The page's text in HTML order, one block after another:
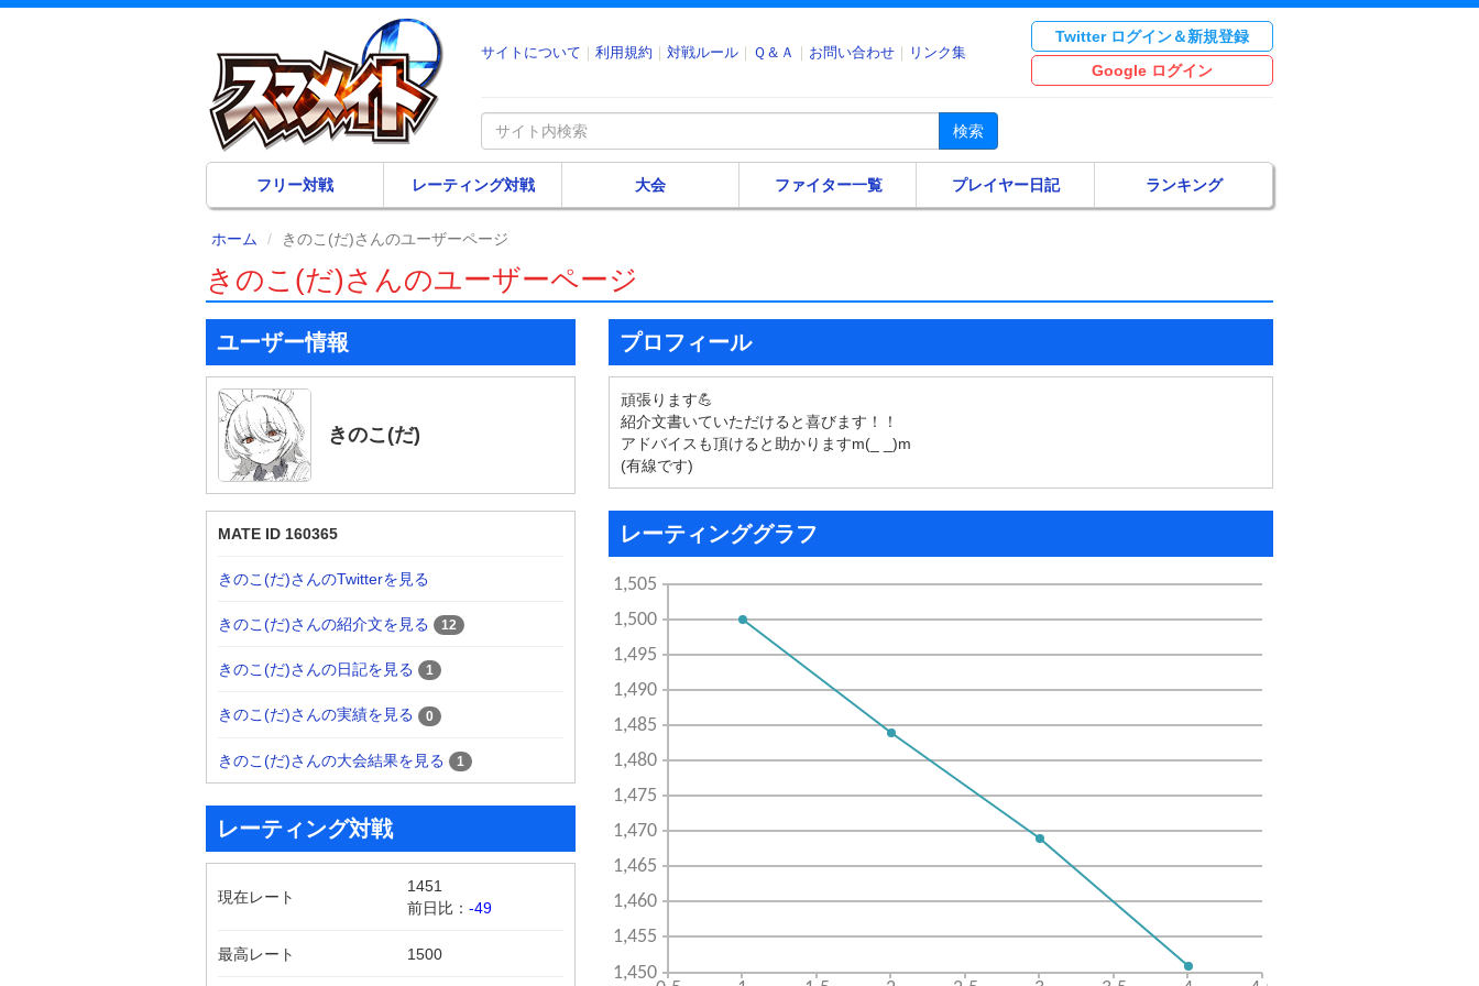
サイトについて 利用規約 対戦ルール Ｑ＆Ａ お問い合わせ リンク集
Twitter ログイン＆新規登録
Google ログイン
検索
フリー対戦 レーティング対戦 大会 ファイター一覧 プレイヤー日記 ランキング
ホーム きのこ(だ)さんのユーザーページ
きのこ(だ)さんのユーザーページ
ユーザー情報
きのこ(だ)
MATE ID 160365
きのこ(だ)さんのTwitterを見る
きのこ(だ)さんの紹介文を見る 12
きのこ(だ)さんの日記を見る 1
きのこ(だ)さんの実績を見る 0
きのこ(だ)さんの大会結果を見る 1
レーティング対戦
現在レート
1451
前日比： -49
最高レート 1500
プロフィール
頑張ります💪
紹介文書いていただけると喜びます！！
アドバイスも頂けると助かりますm(_ _)m
(有線です)
レーティンググラフ